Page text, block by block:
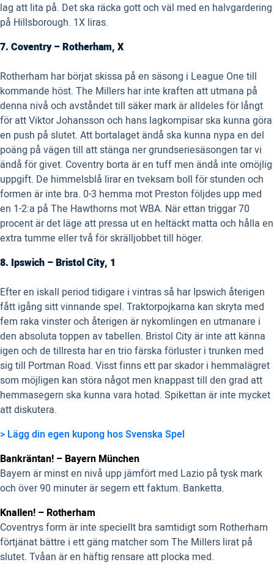
lag att lita på. Det ska räcka gott och väl med en halvgardering
på Hillsborough. 1X liras.
7. Coventry – Rotherham, X
Rotherham har börjat skissa på en säsong i League One till
kommande höst. The Millers har inte kraften att utmana på
denna nivå och avståndet till säker mark är alldeles för långt
för att Viktor Johansson och hans lagkompisar ska kunna göra
en push på slutet. Att bortalaget ändå ska kunna nypa en del
poäng på vägen till att stänga ner grundseriesäsongen tar vi
ändå för givet. Coventry borta är en tuff men ändå inte omöjlig
uppgift. De himmelsblå lirar en tveksam boll för stunden och
formen är inte bra. 0-3 hemma mot Preston följdes upp med
en 1-2:a på The Hawthorns mot WBA. När ettan triggar 70
procent är det läge att pressa ut en heltäckt matta och hålla en
extra tumme eller två för skrälljobbet till höger.
8. Ipswich – Bristol City, 1
Efter en iskall period tidigare i vintras så har Ipswich återigen
fått igång sitt vinnande spel. Traktorpojkarna kan skryta med
fem raka vinster och återigen är nykomlingen en utmanare i
den absoluta toppen av tabellen. Bristol City är inte att känna
igen och de tillresta har en trio färska förluster i trunken med
sig till Portman Road. Visst finns ett par skador i hemmalägret
som möjligen kan störa något men knappast till den grad att
hemmasegern ska kunna vara hotad. Spikettan är inte mycket
att diskutera.
> Lägg din egen kupong hos Svenska Spel
Bankräntan! – Bayern München
Bayern är minst en nivå upp jämfört med Lazio på tysk mark
och över 90 minuter är segern ett faktum. Banketta.
Knallen! – Rotherham
Coventrys form är inte speciellt bra samtidigt som Rotherham
förtjänat bättre i ett gäng matcher som The Millers lirat på
slutet. Tvåan är en häftig rensare att plocka med.